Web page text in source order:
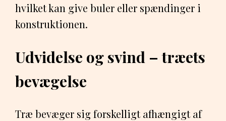
hvilket kan give buler eller spændinger i
konstruktionen.
Udvidelse og svind – træets
bevægelse
Træ bevæger sig forskelligt afhængigt af